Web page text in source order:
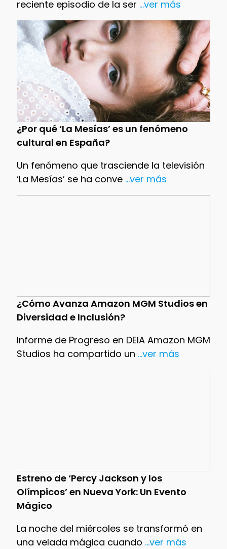
reciente episodio de la ser ...ver más
¿Por qué ‘La Mesías’ es un fenómeno
cultural en España?
Un fenómeno que trasciende la televisión
‘La Mesías’ se ha conve...ver más
¿Cómo Avanza Amazon MGM Studios en
Diversidad e Inclusión?
Informe de Progreso en DEIA Amazon MGM
Studios ha compartido un ...ver más
Estreno de ‘Percy Jackson y los
Olímpicos’ en Nueva York: Un Evento
Mágico
La noche del miércoles se transformó en
una velada mágica cuando ...ver más